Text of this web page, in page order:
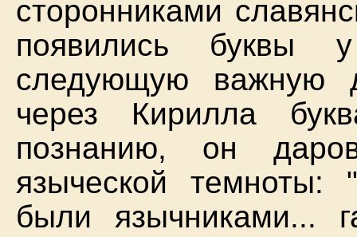
сторонниками
появились буквы
следующую важную
через Кирилла
познанию, он
языческой темноты:
были язычниками...